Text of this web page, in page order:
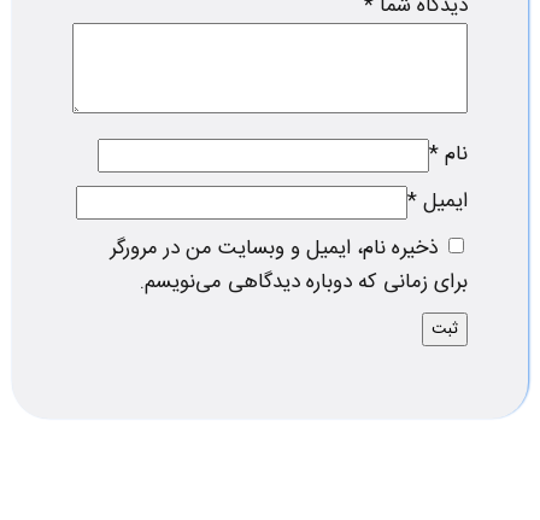
نام*
ایمیل*
ذخیره نام، ایمیل و وبسایت من در مرورگر
برای زمانی که دوباره دیدگاهی می‌نویسم.